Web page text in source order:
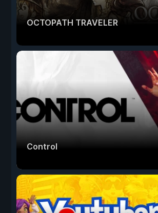
OCTOPATH TRAVELER
Control